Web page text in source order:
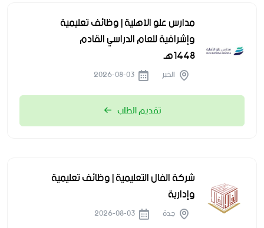
مدارس علو الأهلية | وظائف تعليمية
وإشرافية للعام الدراسي القادم
1448هـ
الخبر
تقديم الطلب
شركة الفال التعليمية | وظائف تعليمية
وإدارية
جدة